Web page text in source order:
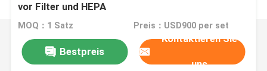
vor Filter und HEPA
MOQ：1 Satz Preis：USD900 per set
Bestpreis
Kontaktieren Sie
uns